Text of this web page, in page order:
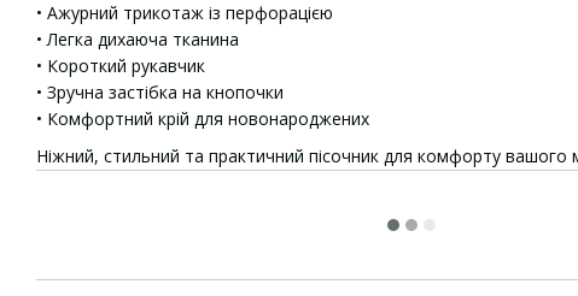
• Ажурний трикотаж із перфорацією
• Легка дихаюча тканина
• Короткий рукавчик
• Зручна застібка на кнопочки
• Комфортний крій для новонароджених
Ніжний, стильний та практичний пісочник для комфорту вашого